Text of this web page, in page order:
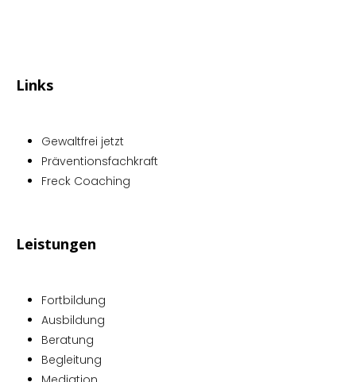
Links
Gewaltfrei jetzt
Präventionsfachkraft
Freck Coaching
Leistungen
Fortbildung
Ausbildung
Beratung
Begleitung